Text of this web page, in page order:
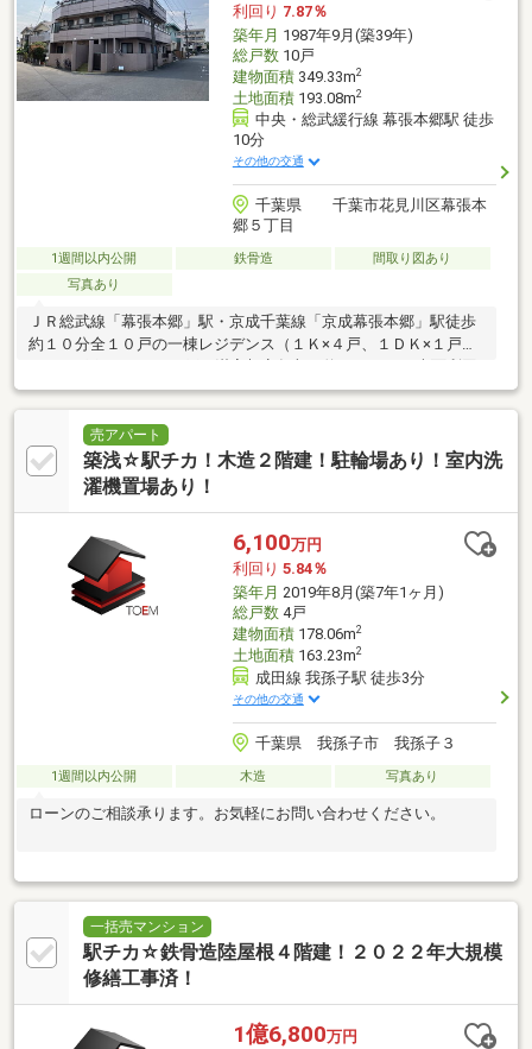
利回り 7.87％
築年月 1987年9月(築39年)
総戸数10戸
建物面積349.33m2
土地面積193.08m2
中央・総武緩行線 幕張本郷駅 徒歩
10分
その他の交通
千葉県 千葉市花見川区幕張本
郷５丁目
1週間以内公開 鉄骨造
間取り図あり
写真あり
ＪＲ総武線「幕張本郷」駅・京成千葉線「京成幕張本郷」駅徒歩
約１０分全１０戸の一棟レジデンス（１Ｋ×４戸、１ＤＫ×１戸、
り ７．８７％北東・南東角地
売アパート
築浅☆駅チカ！木造２階建！駐輪場あり！室内洗
濯機置場あり！
6,100万円
利回り 5.84％
築年月 2019年8月(築7年1ヶ月)
総戸数4戸
建物面積178.06m2
土地面積163.23m2
成田線 我孫子駅 徒歩3分
その他の交通
千葉県 我孫子市 我孫子３
1週間以内公開 木造 写真あり
ローンのご相談承ります。お気軽にお問い合わせください。
一括売マンション
駅チカ☆鉄骨造陸屋根４階建！２０２２年大規模
修繕工事済！
1億6,800万円